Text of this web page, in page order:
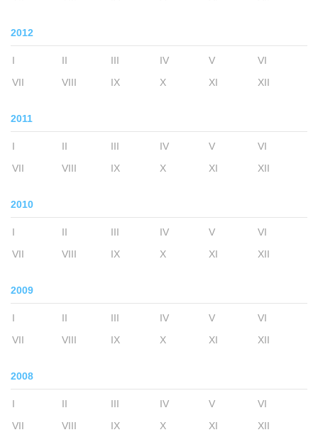
2012
I II III IV V
VI
VII
VIII IX X XI XII
2011
I II III IV V
VI
VII
VIII IX X XI XII
2010
I II III IV V
VI
VII
VIII IX X XI XII
2009
I II III IV V
VI
VII
VIII IX X XI XII
2008
I II III IV V
VI
VII
VIII IX X XI XII